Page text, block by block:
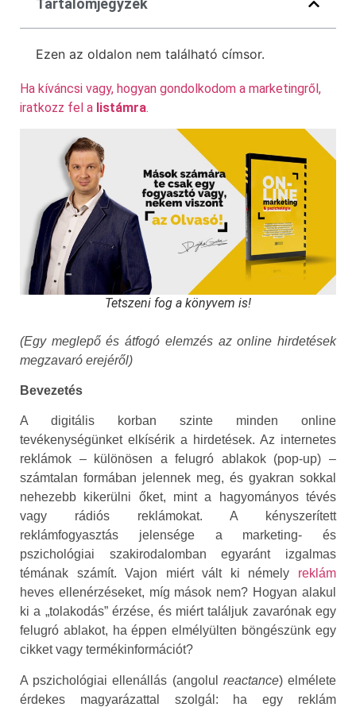
Tartalomjegyzék
Ezen az oldalon nem található címsor.
Ha kíváncsi vagy, hogyan gondolkodom a marketingről,
iratkozz fel a listámra.
Tetszeni fog a könyvem is!
(Egy meglepő és átfogó elemzés az online hirdetések
megzavaró erejéről)
Bevezetés
A digitális korban szinte minden online
tevékenységünket elkísérik a hirdetések. Az internetes
reklámok – különösen a felugró ablakok (pop-up) –
számtalan formában jelennek meg, és gyakran sokkal
nehezebb kikerülni őket, mint a hagyományos tévés
vagy rádiós reklámokat. A kényszerített
reklámfogyasztás jelensége a marketing- és
pszichológiai szakirodalomban egyaránt izgalmas
témának számít. Vajon miért vált ki némely reklám
heves ellenérzéseket, míg mások nem? Hogyan alakul
ki a „tolakodás” érzése, és miért találjuk zavarónak egy
felugró ablakot, ha éppen elmélyülten böngészünk egy
cikket vagy termékinformációt?
A pszichológiai ellenállás (angolul reactance) elmélete
érdekes magyarázattal szolgál: ha egy reklám